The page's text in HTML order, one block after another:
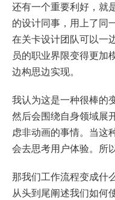
还有一个重要利好，就
的设计同事，用上了同
在关卡设计团队可以一
员的职业界限变得更加
边构思边实现。
我认为这是一种很棒的
然后会围绕自身领域展
虑非动画的事情。当这
会去思考用户体验。所
那我们工作流程变成什
从头到尾阐述我们如何